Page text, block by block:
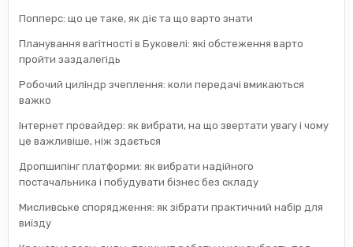
Попперс: що це таке, як діє та що варто знати
Планування вагітності в Буковелі: які обстеження варто
пройти заздалегідь
Робочий циліндр зчеплення: коли передачі вмикаються
важко
Інтернет провайдер: як вибрати, на що звертати увагу і чому
це важливіше, ніж здається
Дропшипінг платформи: як вибрати надійного
постачальника і побудувати бізнес без складу
Мисливське спорядження: як зібрати практичний набір для
виїзду